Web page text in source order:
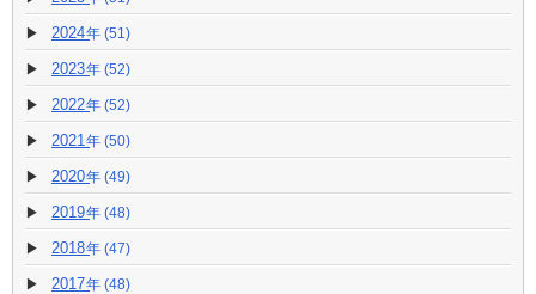
2024 (51)
2023 (52)
2022 (52)
2021 (50)
2020 (49)
2019 (48)
2018 (47)
2017 (48)